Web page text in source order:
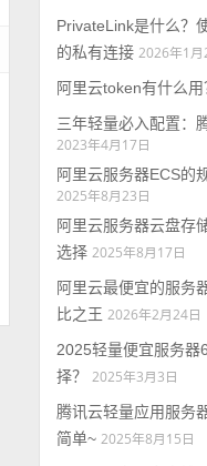
PrivateLink是什么？
的私有连接 2026年1月
阿里云token有什么
三年轻量必入配置：
2023年4月17日
阿里云服务器ECS的
2025年8月23日
阿里云服务器云盘存
选择 2025年8月17日
阿里云最便宜的服务
比之王 2026年2月24日
2025轻量便宜服务器
择？
2025年3月3日
腾讯云轻量应用服务
简单~ 2025年8月15日